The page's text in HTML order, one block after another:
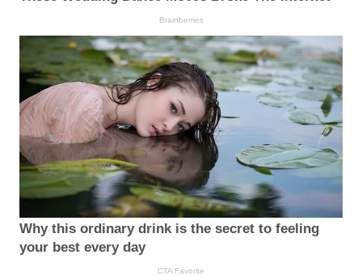
Brainberries
Why this ordinary drink is the secret to feeling
your best every day
CTA Favorite